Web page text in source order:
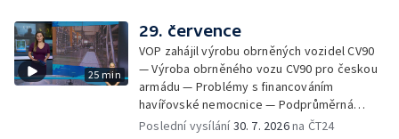
— Podvodník připravil 17 lidí o 4 miliony —
DPO pořídí 70 nových elektrobusů — V
Olomouci přibude 20 elektrobusů —
Mistryně světa Kneblová zpět v Olomouci —
Mobilní kurníky pomáhají s kvalitou půdy —
Výběr ze sociálních sítí ČT — Nové varhany v
Rudě u Rýmařova
25 min
29. července
VOP zahájil výrobu obrněných vozidel CV90
— Výroba obrněného vozu CV90 pro českou
armádu — Problémy s financováním
havířovské nemocnice — Podprůměrná
návštěvnost koupališť v červenci — Do
Poslední vysílání30. 7. 2026na ČT24